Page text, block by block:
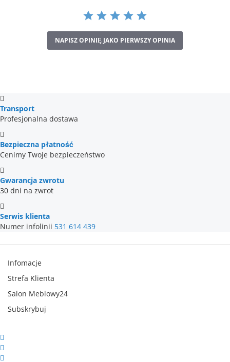
NAPISZ OPINIĘ JAKO PIERWSZY OPINIA
Transport
Profesjonalna dostawa
Bezpieczna płatność
Cenimy Twoje bezpieczeństwo
Gwarancja zwrotu
30 dni na zwrot
Serwis klienta
Numer infolinii 531 614 439
Infomacje
Strefa Klienta
Salon Meblowy24
Subskrybuj